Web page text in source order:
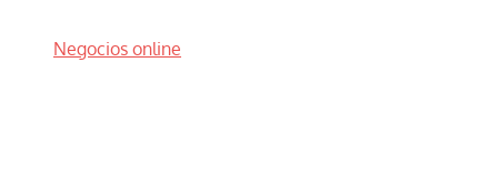
Negocios online